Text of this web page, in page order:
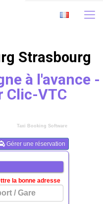
Strasbourg
à l'avance -
Clic-VTC